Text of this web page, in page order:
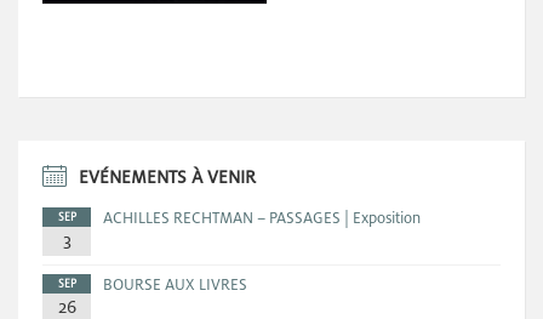
EVÉNEMENTS À VENIR
SEP
3
ACHILLES RECHTMAN – PASSAGES | Exposition
SEP
26
BOURSE AUX LIVRES